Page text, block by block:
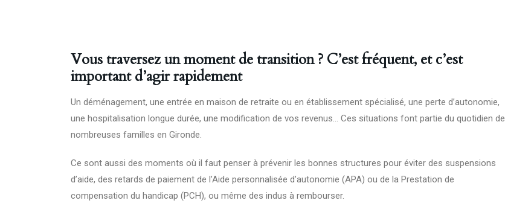
Vous traversez un moment de transition ? C’est fréquent, et c’est
important d’agir rapidement
Un déménagement, une entrée en maison de retraite ou en établissement spécialisé, une perte d’autonomie,
une hospitalisation longue durée, une modification de vos revenus… Ces situations font partie du quotidien de
nombreuses familles en Gironde.
Ce sont aussi des moments où il faut penser à prévenir les bonnes structures pour éviter des suspensions
d’aide, des retards de paiement de l’Aide personnalisée d’autonomie (APA) ou de la Prestation de
compensation du handicap (PCH), ou même des indus à rembourser.